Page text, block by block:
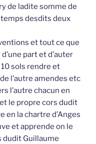
de ladite somme de
desdits deux
et tout ce que
part et d’auter
sols rendre et
l’autre amendes etc
l’autre chacun en
le propre cors dudit
en la chartre d’Anges
et apprende on le
dudit Guillaume